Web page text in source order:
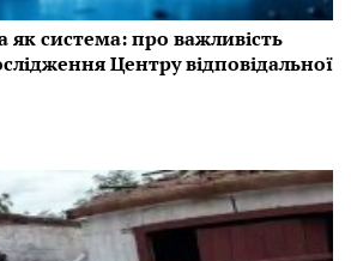
як система: про важливість
Центру відповідальної